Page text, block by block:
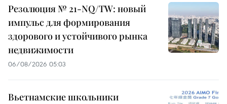
Резолюция № 21-NQ/TW: новый
импульс для формирования
здорового и устойчивого рынка
недвижимости
06/08/2026 05:03
Вьетнамские школьники